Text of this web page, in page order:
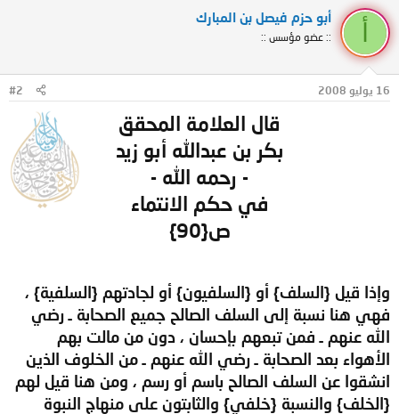
أبو حزم فيصل بن المبارك
:: عضو مؤسس ::
16 يوليو 2008 #2
قال العلامة المحقق
بكر بن عبدالله أبو زيد
- رحمه الله -
في حكم الانتماء
ص{90}
وإذا قيل {السلف} أو {السلفيون} أو لجادتهم {السلفية} ،
فهي هنا نسبة إلى السلف الصالح جميع الصحابة ـ رضي
الله عنهم ـ فمن تبعهم بإحسان ، دون من مالت بهم
الأهواء بعد الصحابة ـ رضي الله عنهم ـ من الخلوف الذين
انشقوا عن السلف الصالح باسم أو رسم ، ومن هنا قيل لهم
{الخلف} والنسبة {خلفي} والثابتون على منهاج النبوة